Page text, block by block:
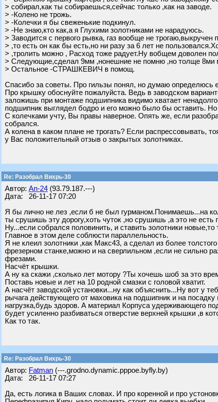
> собирал,как ты собираешься,сейчас только ,как на заводе.
> -Колено не трожь.
> -Колечки я бы свеженькие подкинул.
> -Не знаю,кто как,а я Глухими золотниками не нарадуюсь.
> Заводится с первого рывка, газ вообще не трогаю,выкручен
> ,то есть он как бы есть,но ни разу за 6 лет не
> ,тролить можно , Расход тоже радует.Ну вобщем доволен
> Следующие,сделал 9мм ,нонешние не помню ,но толще 8ми
> Остальное -СТРАШКЕВИЧ в помощ.
Спасибо за советы. Про гильзы понял, но думаю
Про крышку обоснуйте пожалуйста. Ведь в заводском
заложишь при монтаже подшипника видимо хватает
подшипник выглядел бодро и его можно было бы оставить.
С колечками учту, Вы правы наверное. Опять же, если
собрался.
А колена в каком плане не трогать? Если распрессовывать,
у Вас положительный отзыв о закрытых золотниках.
Re: Разобрал Вихрь-30
Автор: An-24 (93.79.187.---)
Дата: 26-11-17 07:20
Я бы лично не лез ,если б не был гурманом.Понимаешь...на
ты срушишь эту дорогу,хоть чуток ,но срушишь ,а это не есть
Ну...если собрался половинить, и ставить золотники
Главное в этом деле соблюсти параллельность.
Я не клеил золотники ,как Макс43, а сделал из более
фрезерном станке,можно и на сверлильном ,если не сильно
фрезами.
Насчёт крышки.
А ну ка скажи ,сколько лет мотору ?Ты хочешь шоб за это
Поставь новые и лет на 10 родной смазки с головой хватит.
А насчёт заводской установки...ну как объяснить...Ну вот у
рычага действующего от маховика на подшипник и на
нагрузка,будь здоров. А материал Корпуса удерживающего
будет усиленно разбиваться отверстие верхней крышки ,в
Как то так.
Re: Разобрал Вихрь-30
Автор: Fatman (---.grodno.dynamic.pppoe.byfly.by)
Дата: 26-11-17 07:27
Да, есть логика в Ваших словах. И про коренной и про